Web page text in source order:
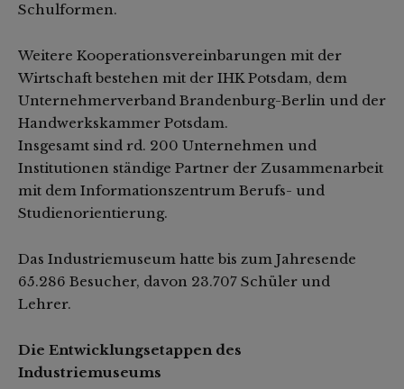
Schulformen.
Weitere Kooperationsvereinbarungen mit der
Wirtschaft bestehen mit der IHK Potsdam, dem
Unternehmerverband Brandenburg-Berlin und der
Handwerkskammer Potsdam.
Insgesamt sind rd. 200 Unternehmen und
Institutionen ständige Partner der Zusammenarbeit
mit dem Informationszentrum Berufs- und
Studienorientierung.
Das Industriemuseum hatte bis zum Jahresende
65.286 Besucher, davon 23.707 Schüler und
Lehrer.
Die Entwicklungsetappen des
Industriemuseums